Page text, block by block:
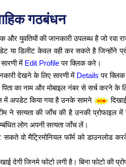
गठबंधन
युवतियों की जानकारी उपलब्ध है जो रवा
या डिलीट केवल वही कर सकते है जिन्होंने
में Edit Profileपर क्लिक करे।
देखने के लिए सारणी में Details पर
पिता का नाम और मोबाइल नंबर से सर्च करने
में अपडेट किया गया है उनके सामने
ने सत्यता की जाँच की है उनकी प्रोफाइल
लोग अपनी सत्यता जाँच लें।
सकते वो मैट्रिमोनियल फॉर्म को डाउनलोड
देगी जिनमे फोटो लगी है। बिना फोटो की